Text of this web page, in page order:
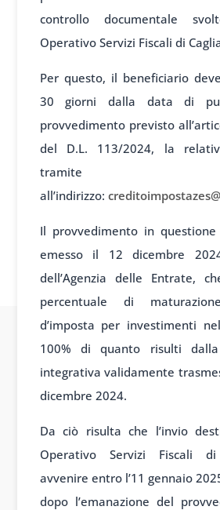
controllo documentale
Operativo Servizi Fiscali di
Per questo, il beneficiario
30 giorni dalla data di
provvedimento previsto
del D.L. 113/2024, la
tramite
all’indirizzo:
Il provvedimento in
emesso il 12 dicembre
dell’Agenzia delle Entrate,
percentuale di
d’imposta per investimenti
100% di quanto risulti dalla
integrativa validamente
dicembre 2024.
Da ciò risulta che l’invio
Operativo Servizi Fiscali
avvenire entro l’11 gennaio
dopo l’emanazione del